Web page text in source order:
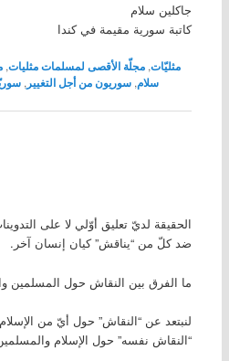
جاكلين سلام
كاتبة سورية مقيمة في كندا
مثليّات,مجلّة الأقصى لمسلمات مثليات,
سلام,سوريون من أجل التغيير,
الحقيقة لديّ تعليق أوّلي لا على
ضد كلّ من “يناقش” كيان إنسان آخر.
ما الفرق بين النقاش حول المسلمين
لنبتعد عن “النقاش” حول أيّ من
“النقاش نفسه” حول الإسلام